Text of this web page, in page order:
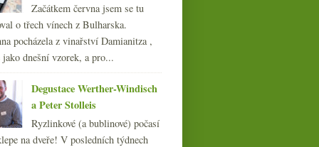
Neuburské, Zweigeltrebe a
piemontská směska
dubna(21)
března(22)
února
ledna (21)
(254)
(249)
Začátkem června jsem se tu
o třech vínech z Bulharska.
pocházela z vinařství Damianitza ,
jako dnešní vzorek, a pro...
Degustace Werther-Windisch
a Peter Stolleis
Ryzlinkové (a bublinové) počasí
na dveře! V posledních týdnech